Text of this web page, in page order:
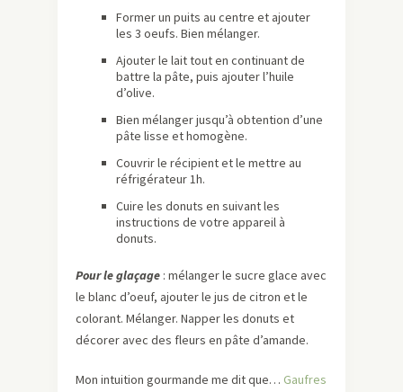
Former un puits au centre et ajouter
les 3 oeufs. Bien mélanger.
Ajouter le lait tout en continuant de
battre la pâte, puis ajouter l’huile
d’olive.
Bien mélanger jusqu’à obtention d’une
pâte lisse et homogène.
Couvrir le récipient et le mettre au
réfrigérateur 1h.
Cuire les donuts en suivant les
instructions de votre appareil à
donuts.
Pour le glaçage : mélanger le sucre glace avec
le blanc d’oeuf, ajouter le jus de citron et le
colorant. Mélanger. Napper les donuts et
décorer avec des fleurs en pâte d’amande.
Mon intuition gourmande me dit que… Gaufres